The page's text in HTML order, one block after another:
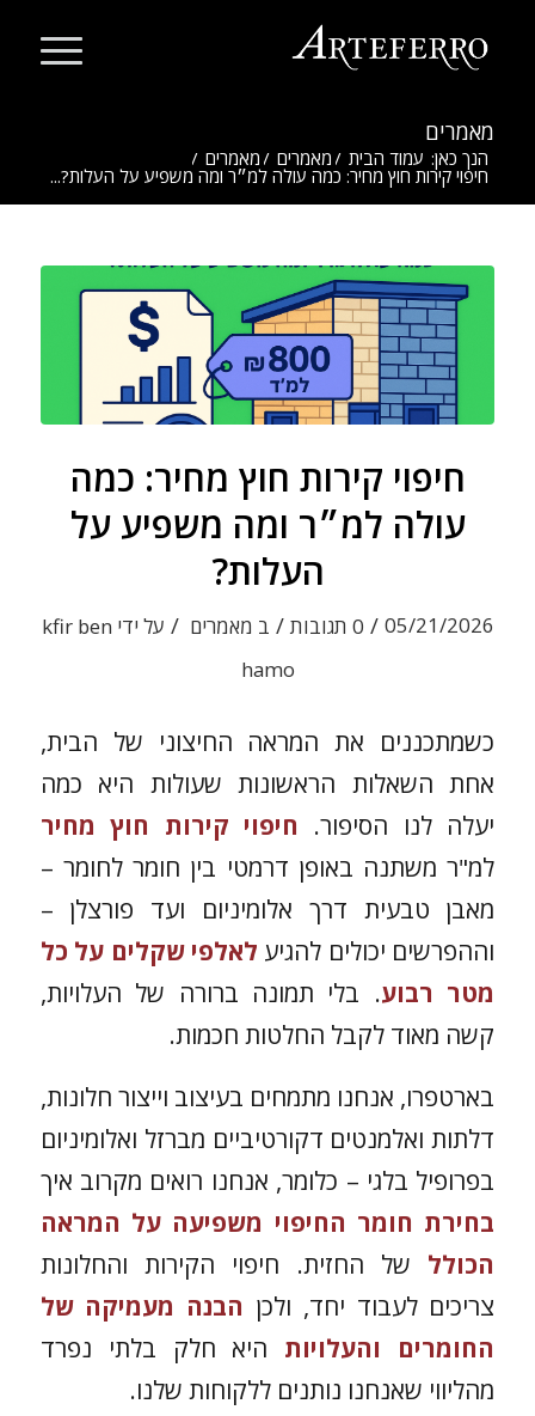
מאמרים
הנך כאן: עמוד הבית / מאמרים / מאמרים /
חיפוי קירות חוץ מחיר: כמה עולה למ״ר ומה משפיע על העלות?...
חיפוי קירות חוץ מחיר: כמה
עולה למ״ר ומה משפיע על
העלות?
05/21/2026
/ 0 תגובות / ב מאמרים / על ידי kfir ben
hamo
כשמתכננים את המראה החיצוני של הבית,
אחת השאלות הראשונות שעולות היא כמה
יעלה לנו הסיפור. חיפוי קירות חוץ מחיר
למ"ר משתנה באופן דרמטי בין חומר לחומר –
מאבן טבעית דרך אלומיניום ועד פורצלן –
וההפרשים יכולים להגיע לאלפי שקלים על כל
מטר רבוע. בלי תמונה ברורה של העלויות,
קשה מאוד לקבל החלטות חכמות.
בארטפרו, אנחנו מתמחים בעיצוב וייצור חלונות,
דלתות ואלמנטים דקורטיביים מברזל ואלומיניום
בפרופיל בלגי – כלומר, אנחנו רואים מקרוב איך
בחירת חומר החיפוי משפיעה על המראה
הכולל של החזית. חיפוי הקירות והחלונות
צריכים לעבוד יחד, ולכן הבנה מעמיקה של
החומרים והעלויות היא חלק בלתי נפרד
מהליווי שאנחנו נותנים ללקוחות שלנו.